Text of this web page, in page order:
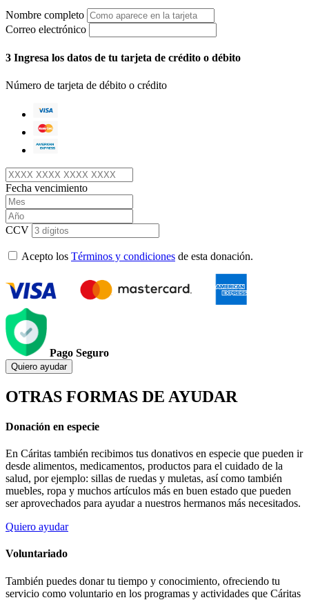
Nombre completo
Correo electrónico
3 Ingresa los datos de tu tarjeta de crédito o débito
Número de tarjeta de débito o crédito
Fecha vencimiento
CCV
Acepto los Términos y condiciones de esta donación.
Pago Seguro
Quiero ayudar
OTRAS FORMAS DE AYUDAR
Donación en especie
En Cáritas también recibimos tus donativos en especie que pueden ir
desde alimentos, medicamentos, productos para el cuidado de la
salud, por ejemplo: sillas de ruedas y muletas, así como también
muebles, ropa y muchos artículos más en buen estado que pueden
ser aprovechados para ayudar a nuestros hermanos más necesitados.
Quiero ayudar
Voluntariado
También puedes donar tu tiempo y conocimiento, ofreciendo tu
servicio como voluntario en los programas y actividades que Cáritas